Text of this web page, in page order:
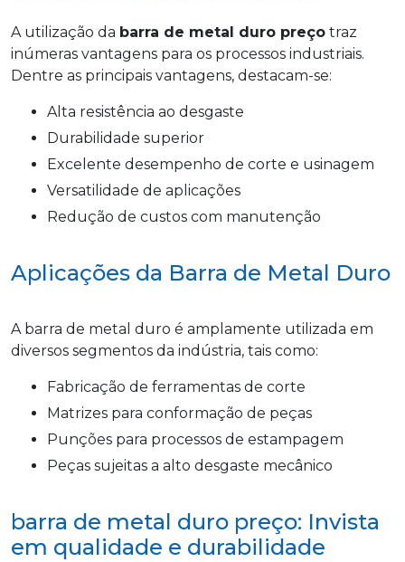
A utilização da barra de metal duro preço traz
inúmeras vantagens para os processos industriais.
Dentre as principais vantagens, destacam-se:
Alta resistência ao desgaste
Durabilidade superior
Excelente desempenho de corte e usinagem
Versatilidade de aplicações
Redução de custos com manutenção
Aplicações da Barra de Metal Duro
A barra de metal duro é amplamente utilizada em
diversos segmentos da indústria, tais como:
Fabricação de ferramentas de corte
Matrizes para conformação de peças
Punções para processos de estampagem
Peças sujeitas a alto desgaste mecânico
barra de metal duro preço: Invista
em qualidade e durabilidade